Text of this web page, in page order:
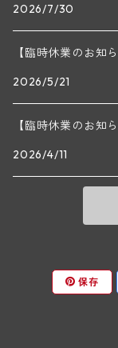
ルー・デュモン(ジュ
アンリ・ルブルソー(
ルフレーヴ(ピュリニ
ドミニク・ラフォン(
ガニャール・ドラグ
マラート
シュタット・クレムス
ヒルシュ
シュロス・ゴベルスブ
ビルギット・アイヒン
ユルチッチ・ゾンホー
ヴァーグラム
二グル
レート
ミッテルブルゲンラ
ヴェーニンガー
ヴィーニンガー
ズュート・シュタ
2026/7/30
【臨時休業のお知
2026/5/21
【臨時休業のお知
2026/4/11
保存